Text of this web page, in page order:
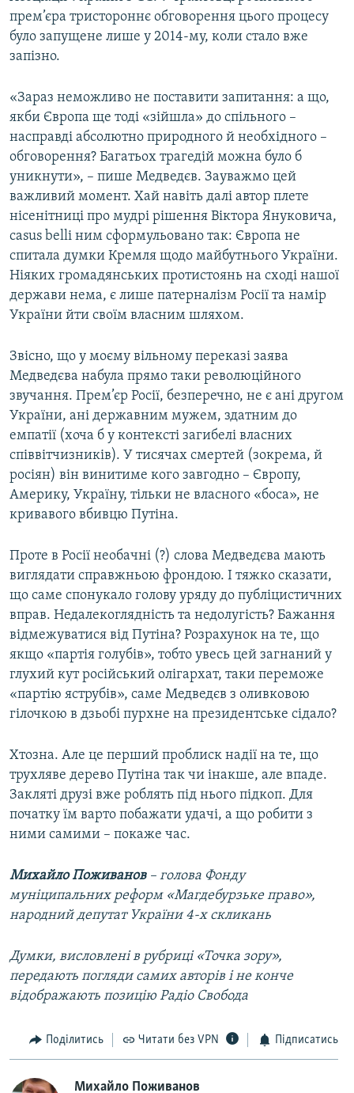
прем’єра тристороннє обговорення цього процесу
було запущене лише у 2014-му, коли стало вже
запізно.
«Зараз неможливо не поставити запитання: а що,
якби Європа ще тоді «зійшла» до спільного –
насправді абсолютно природного й необхідного –
обговорення? Багатьох трагедій можна було б
уникнути», – пише Медведєв. Зауважмо цей
важливий момент. Хай навіть далі автор плете
нісенітниці про мудрі рішення Віктора Януковича,
casus belli ним сформульовано так: Європа не
спитала думки Кремля щодо майбутнього України.
Ніяких громадянських протистоянь на сході нашої
держави нема, є лише патерналізм Росії та намір
України йти своїм власним шляхом.
Звісно, що у моєму вільному переказі заява
Медведєва набула прямо таки революційного
звучання. Прем’єр Росії, безперечно, не є ані другом
України, ані державним мужем, здатним до
емпатії (хоча б у контексті загибелі власних
співвітчизників). У тисячах смертей (зокрема, й
росіян) він винитиме кого завгодно – Європу,
Америку, Україну, тільки не власного «боса», не
кривавого вбивцю Путіна.
Проте в Росії необачні (?) слова Медведєва мають
виглядати справжньою фрондою. І тяжко сказати,
що саме спонукало голову уряду до публіцистичних
вправ. Недалекоглядність та недолугість? Бажання
відмежуватися від Путіна? Розрахунок на те, що
якщо «партія голубів», тобто увесь цей загнаний у
глухий кут російський олігархат, таки переможе
«партію яструбів», саме Медведєв з оливковою
гілочкою в дзьобі пурхне на президентське сідало?
Хтозна. Але це перший проблиск надії на те, що
трухляве дерево Путіна так чи інакше, але впаде.
Закляті друзі вже роблять під нього підкоп. Для
початку їм варто побажати удачі, а що робити з
ними самими – покаже час.
Михайло Поживанов– голова Фонду
муніципальних реформ «Магдебурзьке право»,
народний депутат України 4-х скликань
Думки, висловлені в рубриці «Точка зору»,
передають погляди самих авторів і не конче
відображають позицію Радіо Свобода
Поділитись Читати без VPN Підписатись
Михайло Поживанов